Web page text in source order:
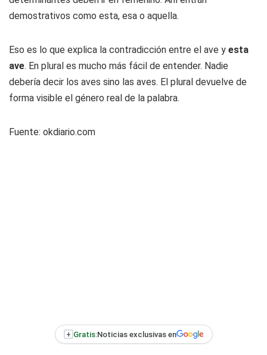
demostrativos como esta, esa o aquella.
Eso es lo que explica la contradicción entre el ave y esta
ave. En plural es mucho más fácil de entender. Nadie
debería decir los aves sino las aves. El plural devuelve de
forma visible el género real de la palabra.
Fuente: okdiario.com
+ Gratis:Noticias exclusivas en